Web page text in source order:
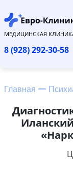
МЕДИЦИНСКАЯ
8 (928) 292-30-58
Главная